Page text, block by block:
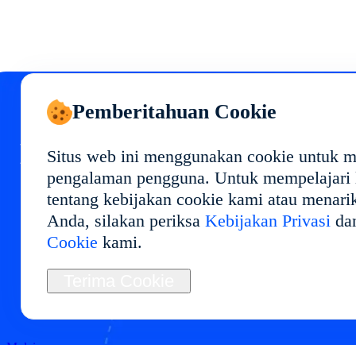
Mulai Cloud Phone Anda
di
Terapkan lingkungan cloud phone di dengan
Ideal untuk manajemen multi-akun, pengujian
aplikasi, otomasi, dan operasi jangka panjang.
Pemberitahuan Cookie
Situs web ini menggunakan cookie untuk
pengalaman pengguna. Untuk
tentang kebijakan cookie kami atau
Anda, silakan periksa Kebijakan Privasi
Cookie kami.